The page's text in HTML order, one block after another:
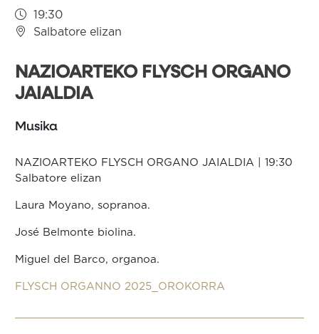
19:30
Salbatore elizan
NAZIOARTEKO FLYSCH ORGANO
JAIALDIA
Musika
NAZIOARTEKO FLYSCH ORGANO JAIALDIA | 19:30
Salbatore elizan
Laura Moyano, sopranoa.
José Belmonte biolina.
Miguel del Barco, organoa.
FLYSCH ORGANNO 2025_OROKORRA